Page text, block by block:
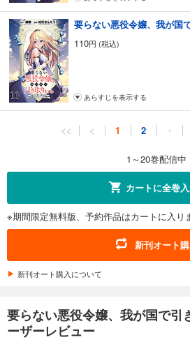
110円 (税込)
あらすじを表示する
あらすじを表示する
円 (税込)
<< < 1 2 ・
1～20巻配信中
カートに全巻
※期間限定無料版、予約作品はカートに入り
新刊オート
新刊オート購入について
要らない悪役令嬢、我が国で
ーザーレビュー